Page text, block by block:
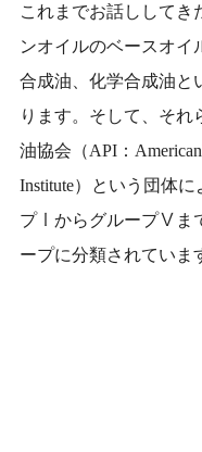
これまでお話ししてき
ンオイルのベースオイ
合成油、化学合成油と
ります。そして、それ
油協会（API：
Institute）という団体
プⅠからグループⅤま
ープに分類されていま